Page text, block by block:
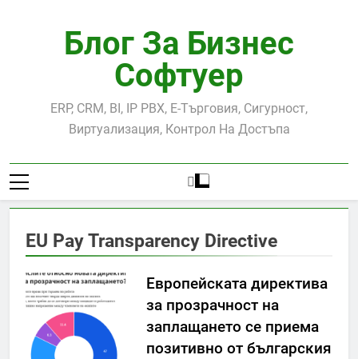
Блог За Бизнес
Софтуер
ERP, CRM, BI, IP PBX, Е-Търговия, Сигурност,
Виртуализация, Контрол На Достъпа
EU Pay Transparency Directive
Европейската директива
за прозрачност на
заплащането се приема
позитивно от българския